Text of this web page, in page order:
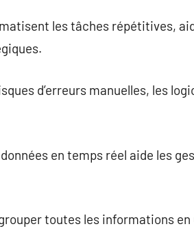
les tâches répétitives,
d’erreurs manuelles, les
en temps réel aide les
toutes les informations